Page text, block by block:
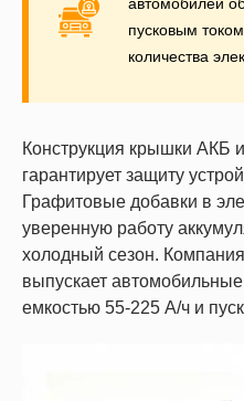
пусковым
количества
Конструкция крышки АКБ
гарантирует защиту
Графитовые добавки в
уверенную работу
холодный сезон.
выпускает
емкостью 55-225 А/ч и